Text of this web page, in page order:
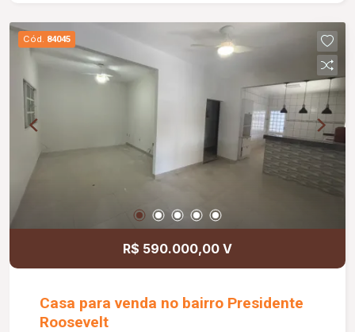
em ardósia; Banheiro social adaptado; Varanda
gourmet com churrasqueira e forno para pizza;
Lavabo; Lavanderia; Quarto externo, ideal para
despensa ou escritório; 03 vagas de garagem
iluminada; Boiler com capacidade para 800 litros;
Sistema de energia fotovoltaica com 08 placas;
Portão eletrônico; Sistema de segurança com 08
câmeras; Cerca elétrica com concertina;
padrão de acabamento.
Cód. 84045
R$ 590.000,00 V
Casa para venda no bairro Presidente
Roosevelt